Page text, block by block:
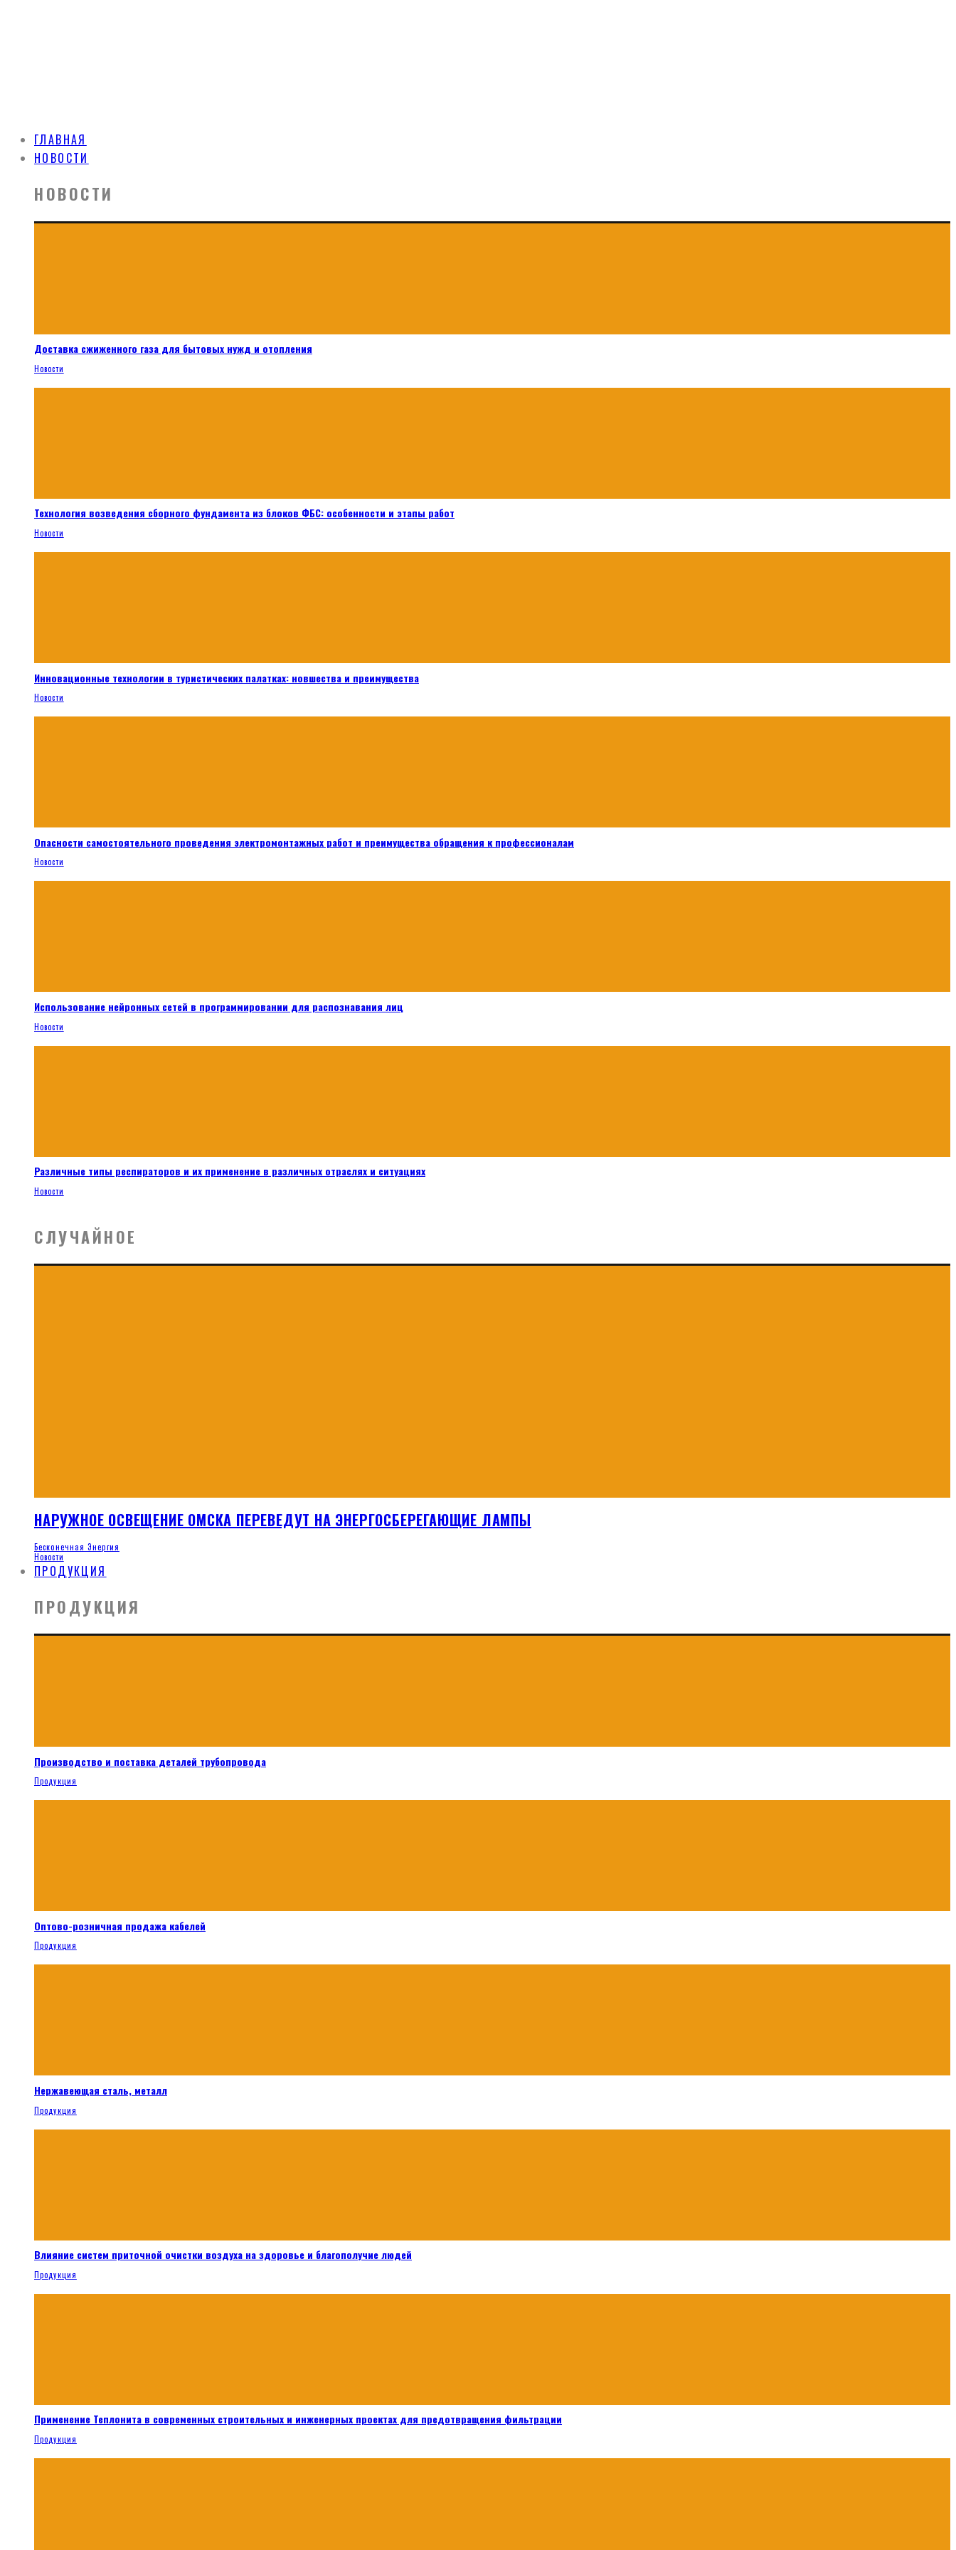
ГЛАВНАЯ
НОВОСТИ
НОВОСТИ
Доставка сжиженного газа для бытовых нужд и отопления
Новости
Технология возведения сборного фундамента из блоков ФБС: особенности и этапы работ
Новости
Инновационные технологии в туристических палатках: новшества и преимущества
Новости
Опасности самостоятельного проведения электромонтажных работ и преимущества обращения к профессионалам
Новости
Использование нейронных сетей в программировании для распознавания лиц
Новости
Различные типы респираторов и их применение в различных отраслях и ситуациях
Новости
СЛУЧАЙНОЕ
НАРУЖНОЕ ОСВЕЩЕНИЕ ОМСКА ПЕРЕВЕДУТ НА ЭНЕРГОСБЕРЕГАЮЩИЕ ЛАМПЫ
Бесконечная Энергия
Новости
ПРОДУКЦИЯ
ПРОДУКЦИЯ
Производство и поставка деталей трубопровода
Продукция
Оптово-розничная продажа кабелей
Продукция
Нержавеющая сталь, металл
Продукция
Влияние систем приточной очистки воздуха на здоровье и благополучие людей
Продукция
Применение Теплонита в современных строительных и инженерных проектах для предотвращения фильтрации
Продукция